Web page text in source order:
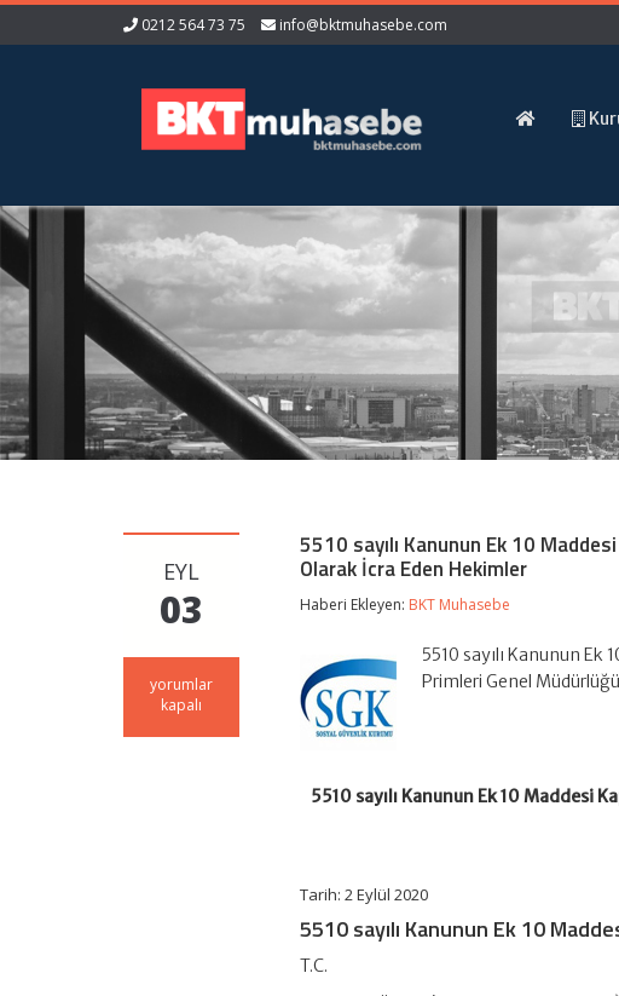
0212 564 73 75 info@bktmuhasebe.com
EYL
03
5510
sayılı
yorumlar
kapalı
5510 sayılı Kanunun Ek 10
Olarak İcra Eden Hekimler
Haberi Ekleyen: BKT Muhasebe
5510 sayılı Kanunun Ek
Primleri Genel
5510 sayılı Kanunun Ek 10 Maddesi
Tarih: 2 Eylül 2020
5510 sayılı Kanunun Ek 10
T.C.